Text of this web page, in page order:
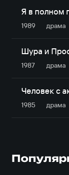
Я в полном
1989 драма
Шура и
1987 драма
Человек с
1985 драма